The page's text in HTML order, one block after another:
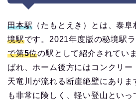
田本駅 （たもとえき）とは、泰
境駅です。2021年度版の秘境駅
で第5位の駅として紹介されてい
ばれ、ホーム後方にはコンクリー
天竜川が流れる断崖絶壁にありま
も非常に険しく、軽い登山とい